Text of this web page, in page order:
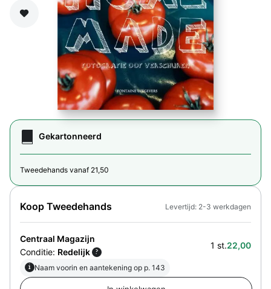
Zet op verlanglijst
Gekartonneerd
Tweedehands vanaf 21,50
Koop Tweedehands
Centraal Magazijn
Conditie: Redelijk ?
1 st.22,00
i Naam voorin en aantekening op p. 143
Levertijd: 2-3 werkdagen